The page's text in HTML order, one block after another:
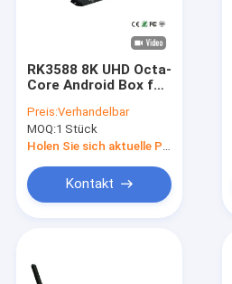
Eingebettetes ARM Brett
Eingebettetes Linux-Brett
Handelstablet-pc
Media Player
ausgedehnte LCD-Anzeige
RK3588 8K UHD Octa-
Core Android Box für
Bluetooth 5.0 und
Dual 1000M LAN
Preis:Verhandelbar
MOQ:1 Stück
Holen Sie sich aktuelle Preis
Kontakt